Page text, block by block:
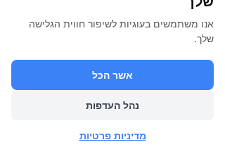
הקודם
אנו משתמשים בעוגיות לשיפור חווית הגלישה
שלך.
אשר הכל
נהל העדפות
מדיניות פרטיות